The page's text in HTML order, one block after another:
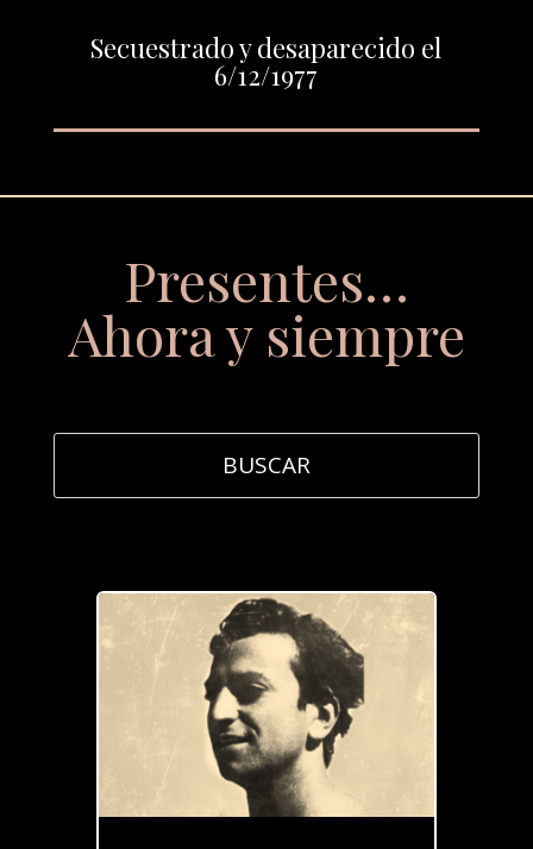
Secuestrado y desaparecido el
6/12/1977
Presentes…
Ahora y siempre